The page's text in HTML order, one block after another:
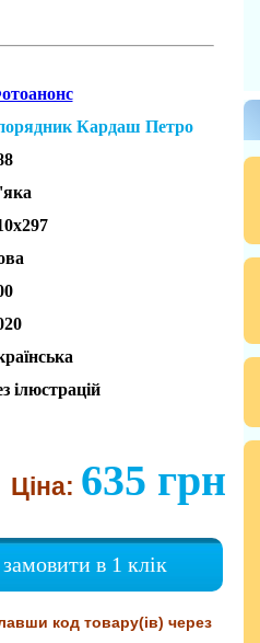
Кардаш Петро
ілюстрацій
Ціна: 635 грн
замовити в 1 клік
код товару(ів) через